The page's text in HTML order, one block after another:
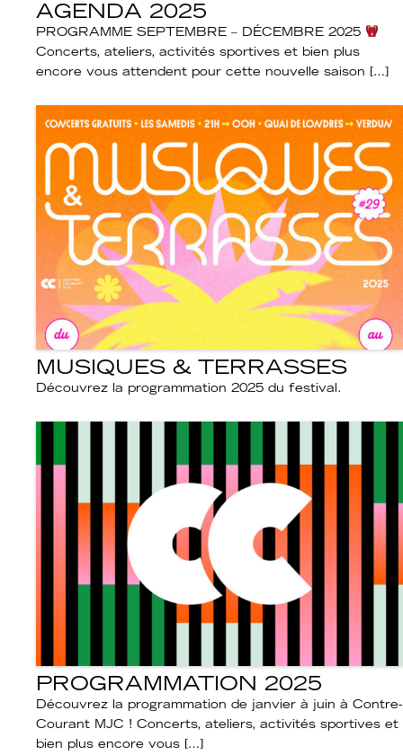
AGENDA 2025
PROGRAMME SEPTEMBRE – DÉCEMBRE 2025
Concerts, ateliers, activités sportives et bien plus
encore vous attendent pour cette nouvelle saison […]
MUSIQUES & TERRASSES
Découvrez la programmation 2025 du festival.
PROGRAMMATION 2025
Découvrez la programmation de janvier à juin à Contre-
Courant MJC ! Concerts, ateliers, activités sportives et
bien plus encore vous […]